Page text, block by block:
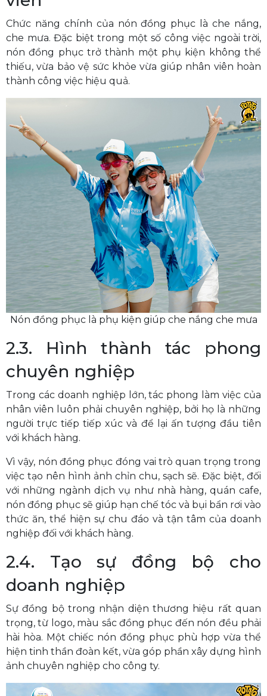
Chức năng chính của nón đồng phục là che nắng,
che mưa. Đặc biệt trong một số công việc ngoài trời,
nón đồng phục trở thành một phụ kiện không thể
thiếu, vừa bảo vệ sức khỏe vừa giúp nhân viên hoàn
thành công việc hiệu quả.
Nón đồng phục là phụ kiện giúp che nắng che mưa
2.3. Hình thành tác phong
chuyên nghiệp
Trong các doanh nghiệp lớn, tác phong làm việc của
nhân viên luôn phải chuyên nghiệp, bởi họ là những
người trực tiếp tiếp xúc và để lại ấn tượng đầu tiên
với khách hàng.
Vì vậy, nón đồng phục đóng vai trò quan trọng trong
việc tạo nên hình ảnh chỉn chu, sạch sẽ. Đặc biệt, đối
với những ngành dịch vụ như nhà hàng, quán cafe,
nón đồng phục sẽ giúp hạn chế tóc và bụi bẩn rơi vào
thức ăn, thể hiện sự chu đáo và tận tâm của doanh
nghiệp đối với khách hàng.
2.4. Tạo sự đồng bộ cho
doanh nghiệp
Sự đồng bộ trong nhận diện thương hiệu rất quan
trọng, từ logo, màu sắc đồng phục đến nón đều phải
hài hòa. Một chiếc nón đồng phục phù hợp vừa thể
hiện tinh thần đoàn kết, vừa góp phần xây dựng hình
ảnh chuyên nghiệp cho công ty.